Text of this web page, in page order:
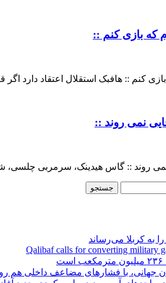
که بازی کنم ::
کنم :: هافبک استقلال اعتقاد دارد اگر
نمی روند ::
روند :: گاس هیدینک، سرمربی چلسی،
به کربلا می‌رساند
Qalibaf calls for converting military
جهانی، با فشارهای مضاعف داخلی هم